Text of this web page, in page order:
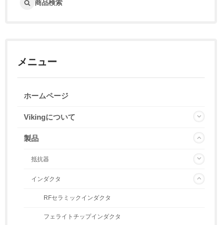
商品検索
メニュー
ホームページ
Vikingについて
製品
抵抗器
インダクタ
RFセラミックインダクタ
フェライトチップインダクタ